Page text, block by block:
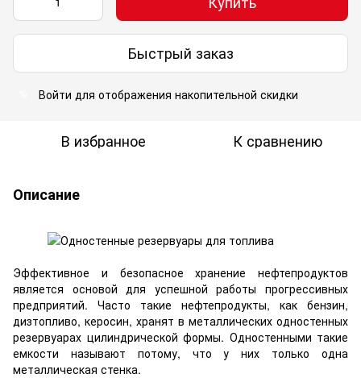
Быстрый заказ
Войти для отображения накопительной скидки
В избранное К сравнению
Описание
Эффективное и безопасное хранение нефтепродуктов
является основой для успешной работы прогрессивных
предприятий. Часто такие нефтепродукты, как бензин,
дизтопливо, керосин, хранят в металлических одностенных
резервуарах цилиндрической формы. Одностенными такие
емкости называют потому, что у них только одна
металлическая стенка.